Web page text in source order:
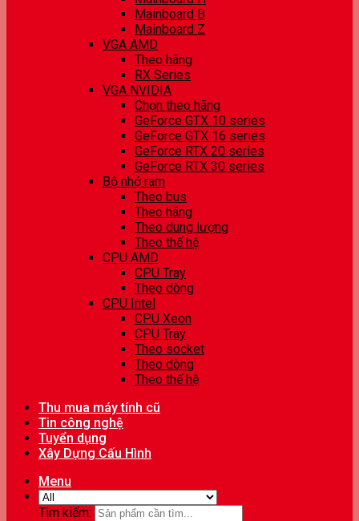
Mainboard B
Mainboard Z
VGA AMD
Theo hãng
RX Series
VGA NVIDIA
Chọn theo hãng
GeForce GTX 10 series
GeForce GTX 16 series
GeForce RTX 20 series
GeForce RTX 30 series
Bộ nhớ ram
Theo bus
Theo hãng
Theo dung lượng
Theo thế hệ
CPU AMD
CPU Tray
Theo dòng
CPU Intel
CPU Xeon
CPU Tray
Theo socket
Theo dòng
Theo thế hệ
Thu mua máy tính cũ
Tin công nghệ
Tuyển dụng
Xây Dựng Cấu Hình
Menu
Tìm kiếm: